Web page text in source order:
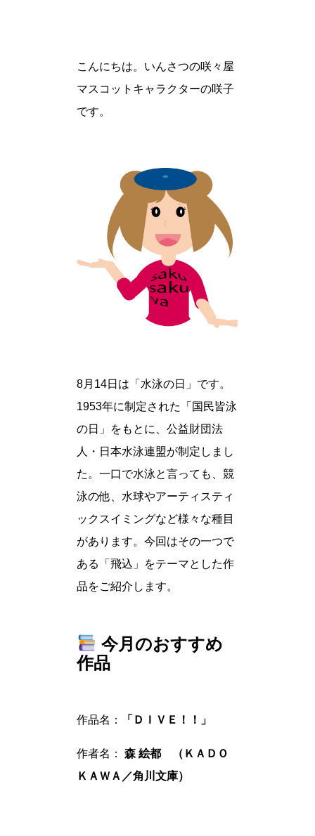
こんにちは。いんさつの咲々屋
マスコットキャラクターの咲子
です。
8月14日は「水泳の日」です。
1953年に制定された「国民皆泳
の日」をもとに、公益財団法
人・日本水泳連盟が制定しまし
た。一口で水泳と言っても、競
泳の他、水球やアーティスティ
ックスイミングなど様々な種目
があります。今回はその一つで
ある「飛込」をテーマとした作
品をご紹介します。
今月のおすすめ
作品
作品名： 「ＤＩＶＥ！！」
作者名：
森 絵都 （ＫＡＤＯ
ＫＡＷＡ／角川文庫）